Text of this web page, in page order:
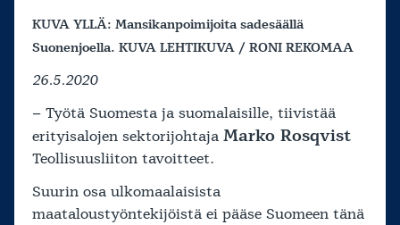
KUVA YLLÄ: Mansikanpoimijoita sadesäällä
Suonenjoella. KUVA LEHTIKUVA / RONI REKOMAA
26.5.2020
– Työtä Suomesta ja suomalaisille, tiivistää
erityisalojen sektorijohtaja Marko Rosqvist
Teollisuusliiton tavoitteet.
Suurin osa ulkomaalaisista
maataloustyöntekijöistä ei pääse Suomeen tänä